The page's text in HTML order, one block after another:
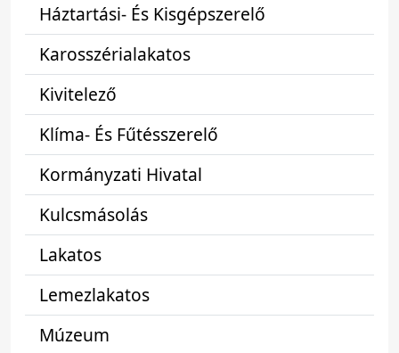
Háztartási- És Kisgépszerelő
Karosszérialakatos
Kivitelező
Klíma- És Fűtésszerelő
Kormányzati Hivatal
Kulcsmásolás
Lakatos
Lemezlakatos
Múzeum